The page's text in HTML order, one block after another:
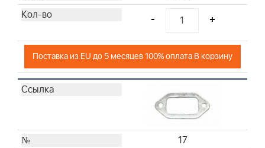
- +
Поставка из EU до 5 месяцев 100% оплата В корзину
17